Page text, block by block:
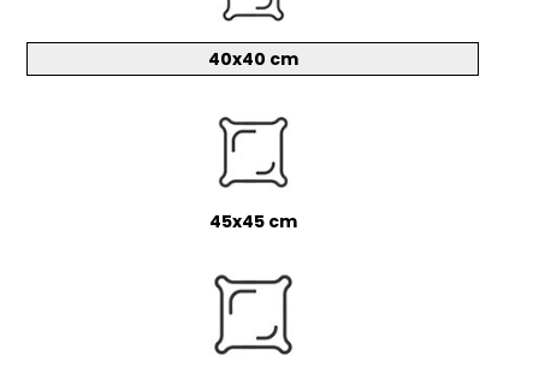
40x40 cm
45x45 cm